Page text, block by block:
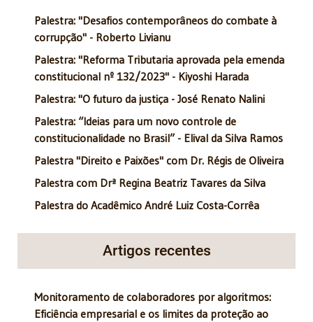
Palestra: "Desafios contemporâneos do combate à
corrupção" - Roberto Livianu
Palestra: "Reforma Tributaria aprovada pela emenda
constitucional nº 132/2023" - Kiyoshi Harada
Palestra: "O futuro da justiça - José Renato Nalini
Palestra: “Ideias para um novo controle de
constitucionalidade no Brasil” - Elival da Silva Ramos
Palestra "Direito e Paixões" com Dr. Régis de Oliveira
Palestra com Drª Regina Beatriz Tavares da Silva
Palestra do Acadêmico André Luiz Costa-Corrêa
Artigos recentes
Monitoramento de colaboradores por algoritmos:
Eficiência empresarial e os limites da proteção ao